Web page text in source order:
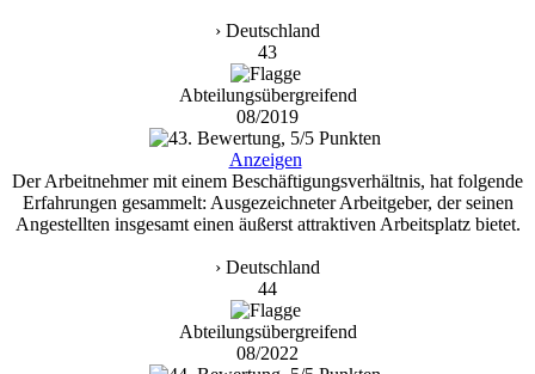
› Deutschland
43
Abteilungsübergreifend
08/2019
Anzeigen
Der Arbeitnehmer mit einem Beschäftigungsverhältnis, hat folgende
Erfahrungen gesammelt: Ausgezeichneter Arbeitgeber, der seinen
Angestellten insgesamt einen äußerst attraktiven Arbeitsplatz bietet.
› Deutschland
44
Abteilungsübergreifend
08/2022